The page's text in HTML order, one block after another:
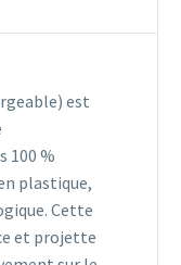
est
100 %
plastique,
Cette
et projette